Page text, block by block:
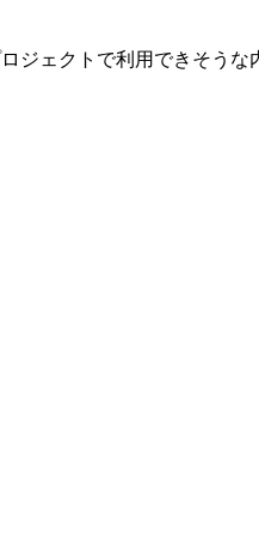
ジェクトで利用できそうな